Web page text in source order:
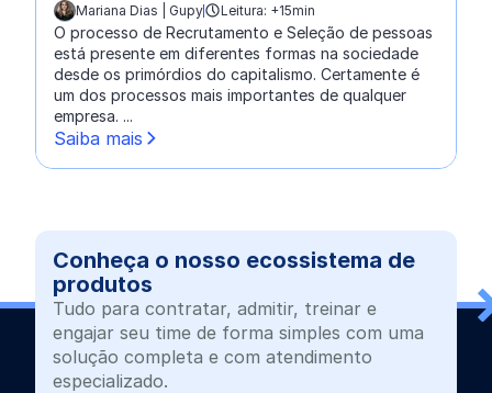
escrito por:
Mariana Dias | Gupy Leitura: +15min
O processo de Recrutamento e Seleção de pessoas
está presente em diferentes formas na sociedade
desde os primórdios do capitalismo. Certamente é
um dos processos mais importantes de qualquer
empresa. ...
Saiba mais
Conheça o nosso ecossistema de
produtos
Tudo para contratar, admitir, treinar e
engajar seu time de forma simples com uma
solução completa e com atendimento
especializado.